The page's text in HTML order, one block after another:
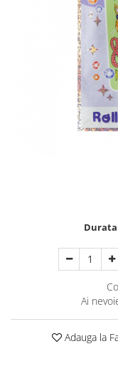
Ai
Adauga la